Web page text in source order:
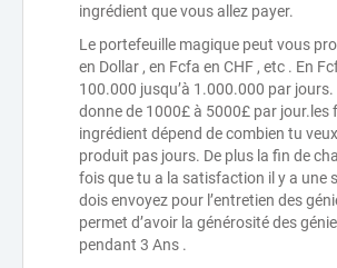
ingrédient que vous allez payer.
Le portefeuille magique peut vous
en Dollar , en Fcfa en CHF , etc . En
100.000 jusqu’à 1.000.000 par jours.
donne de 1000£ à 5000£ par jour.les
ingrédient dépend de combien tu
produit pas jours. De plus la fin de
fois que tu a la satisfaction il y a une
dois envoyez pour l’entretien des
permet d’avoir la générosité des
pendant 3 Ans .